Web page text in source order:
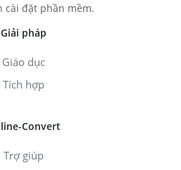
cài đặt phần mềm.
Giải pháp
Giáo dục
Tích hợp
Convert
Trợ giúp